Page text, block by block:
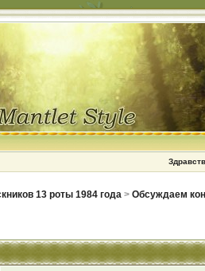
13 роты 1984 года > Обсуждаем